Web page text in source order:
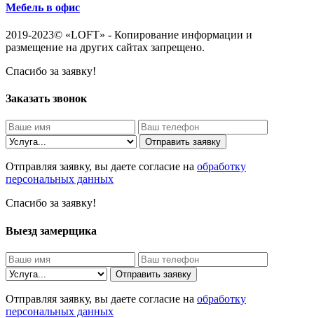
Мебель в офис
2019-2023© «LOFT» - Копирование информации и
размещение на других сайтах запрещено.
Спасибо за заявку!
Заказать звонок
Отправить заявку
Отправляя заявку, вы даете согласие на обработку
персональных данных
Спасибо за заявку!
Выезд замерщика
Отправить заявку
Отправляя заявку, вы даете согласие на обработку
персональных данных